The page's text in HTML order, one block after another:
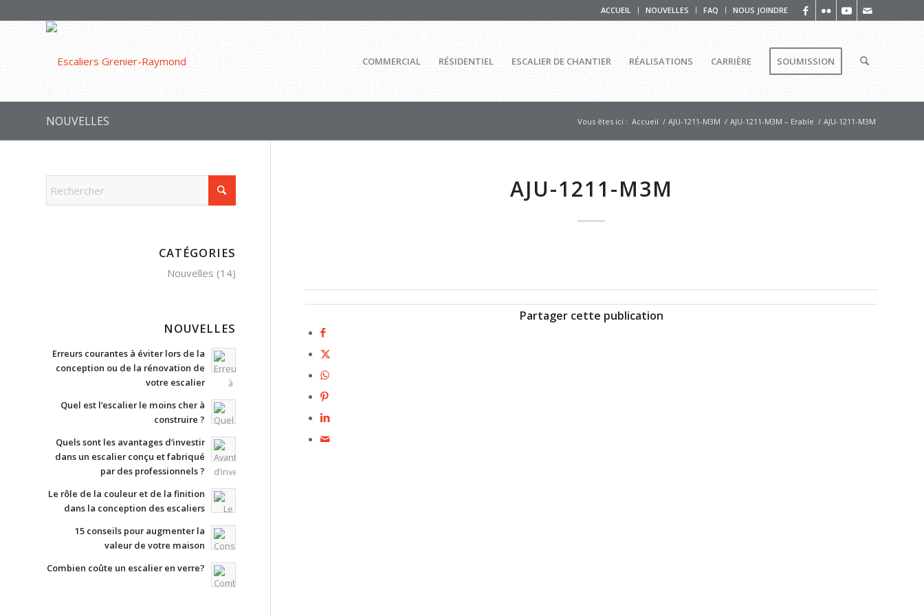
ACCUEIL NOUVELLES FAQ NOUS JOINDRE
COMMERCIAL RÉSIDENTIEL ESCALIER DE CHANTIER RÉALISATIONS CARRIÈRE SOUMISSION
NOUVELLES Vous êtes ici : Accueil / AJU-1211-M3M / AJU-1211-M3M – Erable / AJU-1211-M3M
AJU-1211-M3M
Partager cette publication
CATÉGORIES
Nouvelles (14)
NOUVELLES
Erreurs courantes à éviter lors de la
conception ou de la rénovation de
votre escalier
Quel est l’escalier le moins cher à
construire ?
Quels sont les avantages d’investir
dans un escalier conçu et fabriqué
par des professionnels ?
Le rôle de la couleur et de la finition
dans la conception des escaliers
15 conseils pour augmenter la
valeur de votre maison
Combien coûte un escalier en verre?